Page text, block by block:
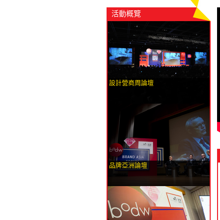
活動概覽
設計營商周論壇
品牌亞洲論壇